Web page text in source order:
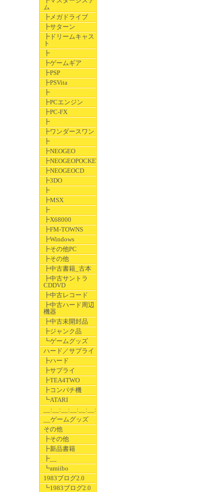
ム
┣メガドライブ
┣サターン
┣ドリームキャス
ト
┣
┣ゲームギア
┣PSP
┣PSVita
┣
┣PCエンジン
┣PC-FX
┣
┣ワンダースワン
┣
┣NEOGEO
┣NEOGEOPOCKET
┣NEOGEOCD
┣3DO
┣
┣MSX
┣
┣X68000
┣FM-TOWNS
┣Windows
┣その他PC
┣その他
┣中古書籍_古本
┣中古サントラ
CDDVD
┣中古レコード
┣中古ハード周辺
機器
┣中古未開封品
┣ジャンク品
┗ゲームグッズ
ハード／サプライ
┣ハード
┣サプライ
┣TEA4TWO
┣コンパチ機
┗ATARI
__:__:__:__:__:__:__
__ゲームグッズ
その他
┣その他
┣新品書籍
┣__
┗amiibo
1983ブログ2.0
┗1983ブログ2.0